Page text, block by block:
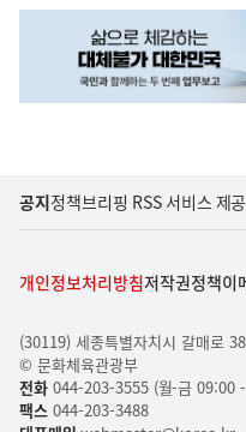
공지정책브리핑 RSS 서비스 제
개인정보처리방침저작권정책이
(30119) 세종특별자치시 갈매로
© 문화체육관광부
전화044-203-3555 (월-금 09:00
팩스044-203-3488